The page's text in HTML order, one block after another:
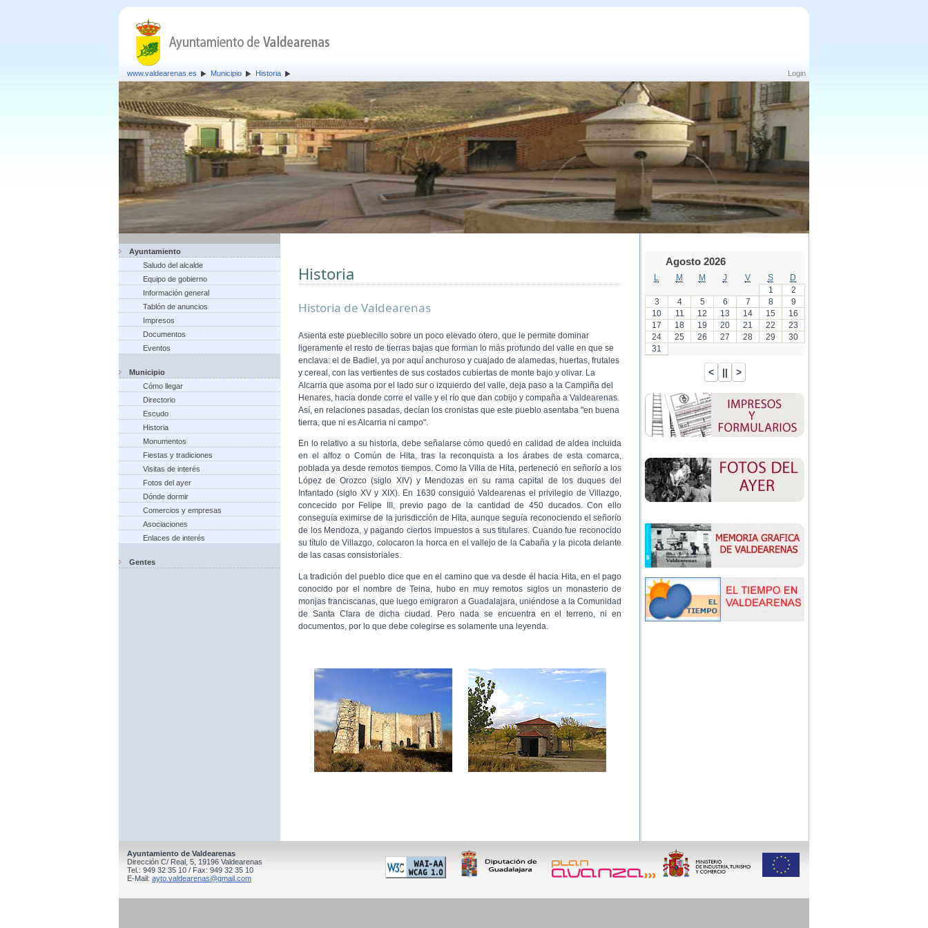
Login
www.valdearenas.es Municipio Historia
Ayuntamiento
Saludo del alcalde
Equipo de gobierno
Información general
Tablón de anuncios
Impresos
Documentos
Eventos
Municipio
Cómo llegar
Directorio
Escudo
Historia
Monumentos
Fiestas y tradiciones
Visitas de interés
Fotos del ayer
Dónde dormir
Comercios y empresas
Asociaciones
Enlaces de interés
Gentes
Historia
Historia de Valdearenas
Asienta este pueblecillo sobre un poco elevado otero, que le permite dominar
ligeramente el resto de tierras bajas que forman lo más profundo del valle en que se
enclava: el de Badiel, ya por aquí anchuroso y cuajado de alamedas, huertas, frutales
y cereal, con las vertientes de sus costados cubiertas de monte bajo y olivar. La
Alcarria que asoma por el lado sur o izquierdo del valle, deja paso a la Campiña del
Henares, hacia donde corre el valle y el río que dan cobijo y compaña a Valdearenas.
Así, en relaciones pasadas, decían los cronistas que este pueblo asentaba "en buena
tierra, que ni es Alcarria ni campo".
En lo relativo a su historia, debe señalarse cómo quedó en calidad de aldea incluida
en el alfoz o Común de Hita, tras la reconquista a los árabes de esta comarca,
poblada ya desde remotos tiempos. Como la Villa de Hita, perteneció en seño­río a los
López de Orozco (siglo XIV) y Mendozas en su rama capital de los duques del
Infantado (siglo XV y XIX). En 1630 consiguió Valdearenas el privilegio de Villazgo,
con­cecido por Felipe III, previo pago de la cantidad de 450 duca­dos. Con ello
conseguía eximirse de la jurisdicción de Hita, aunque seguía reconociendo el señorío
de los Mendoza, y pagando ciertos impuestos a sus titulares. Cuando fue reconocido
su título de Villazgo, colocaron la horca en el vallejo de la Cabaña y la picota delante
de las casas consistoriales.
La tradición del pueblo dice que en el camino que va desde él hacia Hita, en el pago
conocido por el nombre de Teina, hubo en muy remotos siglos un monasterio de
monjas franciscanas, que luego emigraron a Guadalajara, uniéndose a la Comunidad
de Santa Clara de dicha ciudad. Pero nada se encuentra en el terreno, ni en
documentos, por lo que debe colegirse es solamente una leyenda.
Agosto 2026
M M J V S
D
1
2
3
4 5 6 7 8
9
10
11 12 13 14 15
16
17
18 19 20 21 22
23
24
25 26 27 28 29
30
31
Ayuntamiento de Valdearenas
Dirección C/ Real, 5, 19196 Valdearenas
Tel.: 949 32 35 10 / Fax: 949 32 35 10
E-Mail: ayto.valdearenas@gmail.com